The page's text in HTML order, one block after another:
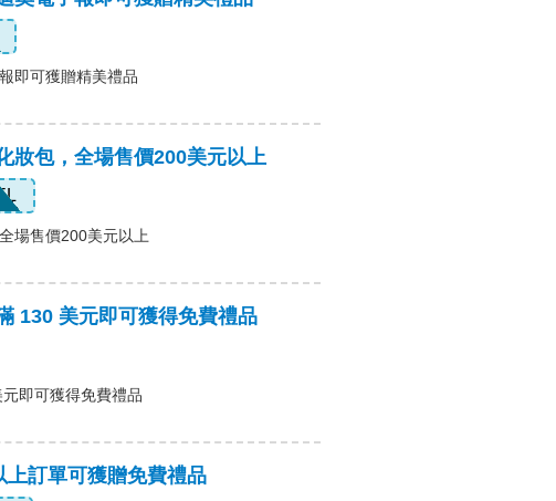
即可獲贈精美禮品
妝包，全場售價200美元以上
場售價200美元以上
130 美元即可獲得免費禮品
即可獲得免費禮品
訂單可獲贈免費禮品